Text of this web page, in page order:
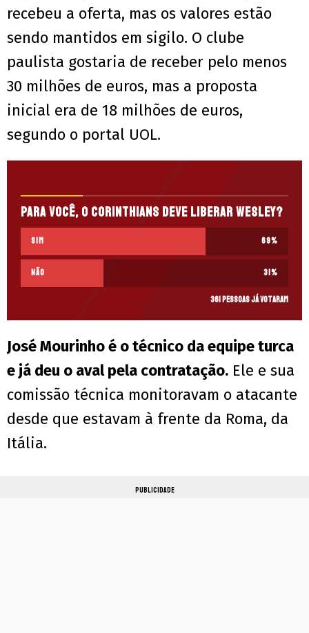
recebeu a oferta, mas os valores estão
sendo mantidos em sigilo. O clube
paulista gostaria de receber pelo menos
30 milhões de euros, mas a proposta
inicial era de 18 milhões de euros,
segundo o portal UOL.
Para você, o Corinthians deve liberar Wesley?
Sim 69%
Não 31%
361 pessoas já votaram
José Mourinho é o técnico da equipe turca
e já deu o aval pela contratação. Ele e sua
comissão técnica monitoravam o atacante
desde que estavam à frente da Roma, da
Itália.
PUBLICIDADE